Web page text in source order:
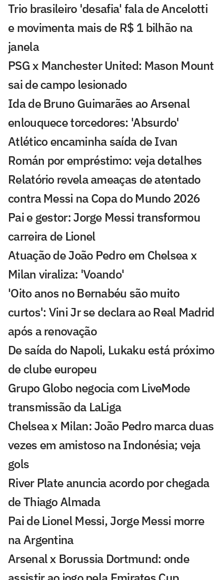
Trio brasileiro 'desafia' fala de Ancelotti
e movimenta mais de R$ 1 bilhão na
janela
PSG x Manchester United: Mason Mount
sai de campo lesionado
Ida de Bruno Guimarães ao Arsenal
enlouquece torcedores: 'Absurdo'
Atlético encaminha saída de Ivan
Román por empréstimo: veja detalhes
Relatório revela ameaças de atentado
contra Messi na Copa do Mundo 2026
Pai e gestor: Jorge Messi transformou
carreira de Lionel
Atuação de João Pedro em Chelsea x
Milan viraliza: 'Voando'
'Oito anos no Bernabéu são muito
curtos': Vini Jr se declara ao Real Madrid
após a renovação
De saída do Napoli, Lukaku está próximo
de clube europeu
Grupo Globo negocia com LiveMode
transmissão da LaLiga
Chelsea x Milan: João Pedro marca duas
vezes em amistoso na Indonésia; veja
gols
River Plate anuncia acordo por chegada
de Thiago Almada
Pai de Lionel Messi, Jorge Messi morre
na Argentina
Arsenal x Borussia Dortmund: onde